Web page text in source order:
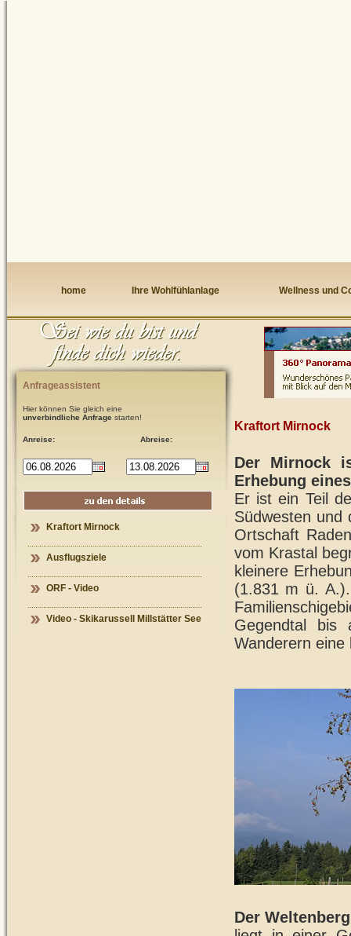
home Ihre Wohlfühlanlage Wellness und
Anfrageassistent
Hier können Sie gleich eine
unverbindliche Anfrage starten!
Anreise: Abreise:
Kraftort Mirnock
Ausflugsziele
ORF - Video
Video - Skikarussell Millstätter See
Kraftort Mirnock
Der Mirnock
Erhebung
Er ist ein Teil
Südwesten und
Ortschaft
vom Krastal
kleinere
(1.831 m ü.
Gegendtal bis
Wanderern eine
Der